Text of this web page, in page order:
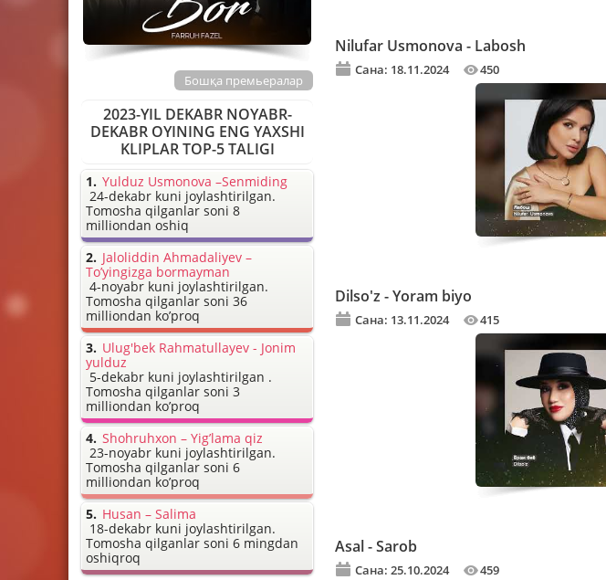
Nilufar Usmonova - Labosh
Сана: 18.11.2024 450
Dilso'z - Yoram biyo
Сана: 13.11.2024 415
Asal - Sarob
Сана: 25.10.2024 459
Бошқа премьералар
2023-YIL DEKABR NOYABR-
DEKABR OYINING ENG YAXSHI
KLIPLAR TOP-5 TALIGI
Yulduz Usmonova –Senmiding
24-dekabr kuni joylashtirilgan.
Tomosha qilganlar soni 8
milliondan oshiq
Jaloliddin Ahmadaliyev –
To’yingizga bormayman
4-noyabr kuni joylashtirilgan.
Tomosha qilganlar soni 36
milliondan ko’proq
Ulug'bek Rahmatullayev - Jonim
yulduz
5-dekabr kuni joylashtirilgan .
Tomosha qilganlar soni 3
milliondan ko’proq
Shohruhxon – Yig’lama qiz
23-noyabr kuni joylashtirilgan.
Tomosha qilganlar soni 6
milliondan ko’proq
Husan – Salima
18-dekabr kuni joylashtirilgan.
Tomosha qilganlar soni 6 mingdan
oshiqroq